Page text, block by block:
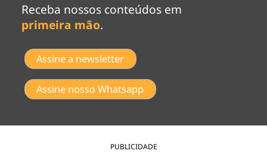
Receba nossos conteúdos em
primeira mão.
Assine a newsletter
Assine nosso Whatsapp
PUBLICIDADE